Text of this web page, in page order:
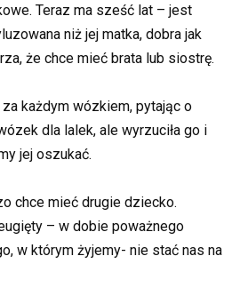
Teraz ma sześć lat – jest
niż jej matka, dobra jak
że chce mieć brata lub siostrę.
każdym wózkiem, pytając o
dla lalek, ale wyrzuciła go i
jej oszukać.
chce mieć drugie dziecko.
– w dobie poważnego
w którym żyjemy- nie stać nas na